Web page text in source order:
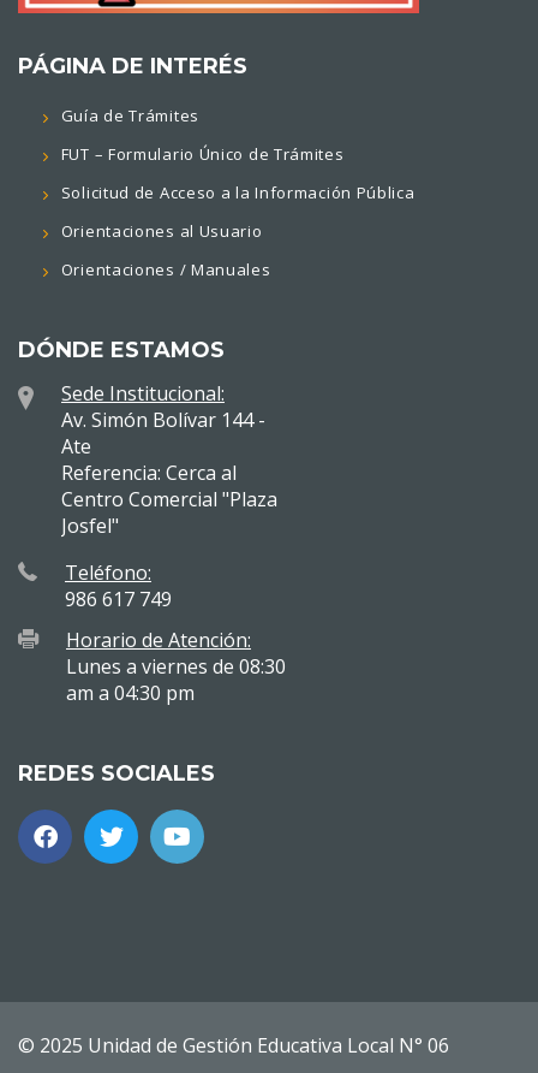
PÁGINA DE INTERÉS
Guía de Trámites
FUT – Formulario Único de Trámites
Solicitud de Acceso a la Información Pública
Orientaciones al Usuario
Orientaciones / Manuales
DÓNDE ESTAMOS
Sede Institucional:
Av. Simón Bolívar 144 -
Ate
Referencia: Cerca al
Centro Comercial "Plaza
Josfel"
Teléfono:
986 617 749
Horario de Atención:
Lunes a viernes de 08:30
am a 04:30 pm
REDES SOCIALES
© 2025 Unidad de Gestión Educativa Local N° 06